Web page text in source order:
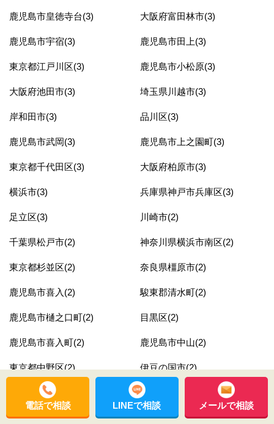
鹿児島市皇徳寺台(3) 大阪府富田林市(3)
鹿児島市宇宿(3) 鹿児島市田上(3)
東京都江戸川区(3) 鹿児島市小松原(3)
大阪府池田市(3) 埼玉県川越市(3)
岸和田市(3) 品川区(3)
鹿児島市武岡(3) 鹿児島市上之園町(3)
東京都千代田区(3) 大阪府柏原市(3)
横浜市(3) 兵庫県神戸市兵庫区(3)
足立区(3) 川崎市(2)
千葉県松戸市(2) 神奈川県横浜市南区(2)
東京都杉並区(2) 奈良県橿原市(2)
鹿児島市喜入(2) 駿東郡清水町(2)
鹿児島市樋之口町(2) 目黒区(2)
鹿児島市喜入町(2) 鹿児島市中山(2)
東京都中野区(2) 伊豆の国市(2)
鹿児島市真砂町(2) 大阪府狭山市(2)
東京都品川区(2) 富田林市(2)
電話で相談 LINEで相談 メールで相談